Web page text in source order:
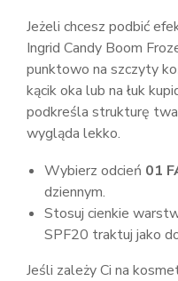
Jeżeli chcesz podbić
Ingrid Candy Boom
punktowo na szczyty
kącik oka lub na łuk
podkreśla strukturę
wygląda lekko.
Wybierz odcień 01
dziennym.
Stosuj cienkie
SPF20 traktuj jako
Jeśli zależy Ci na